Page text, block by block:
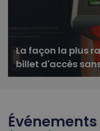
La façon la plus
billet d'accès
Événements